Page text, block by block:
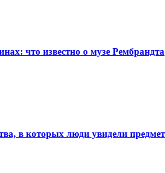
что известно о музе Рембрандта
в которых люди увидели